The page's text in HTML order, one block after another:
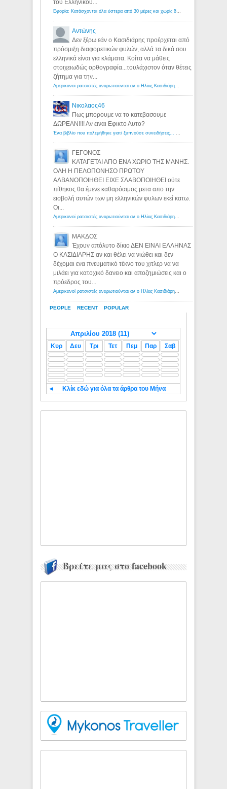
PEOPLE RECENT POPULAR
του Ελληνικου...
Εφορία: Κατάσχονται όλα ύστερα από 30 μέρες και χωρίς δικαστικές αποφάσεις - Λόγιος Ερμής
Αντώνης
Δεν ξέρω εάν ο Κασιδιάρης προέρχεται από
πρόσμιξη διαφορετικών φυλών, αλλά τα δικά σου
ελληνικά είναι για κλάματα. Κοίτα να μάθεις
στοιχειωδώς ορθογραφία...τουλάχιστον όταν θέτεις
ζήτημα για την...
Αμερικανοί ρατσιστές αναρωτιούνται αν ο Ηλίας Κασιδιάρης ανήκει στη λευκή φυλή... - Λόγιος Ερμής
Νικολαος46
Πως μπορουμε να το κατεβασουμε
ΔΩΡΕΑΝ!!!! Αν ειναι Εφικτο Αυτο?
Ένα βιβλίο που πολεμήθηκε γιατί ξυπνούσε συνειδήσεις... - Λόγιος Ερμής | Η γνώση ξεκινάει με την αναζήτηση...
ΓΕΓΟΝΟΣ
ΚΑΤΑΓΕΤΑΙ ΑΠΟ ΕΝΑ ΧΩΡΙΟ ΤΗΣ ΜΑΝΗΣ.
ΟΛΗ Η ΠΕΛΟΠΟΝΗΣΟ ΠΡΩΤΟΥ
ΑΛΒΑΝΟΠΟΙΗΘΕΙ ΕΙΧΕ ΣΛΑΒΟΠΟΙΗΘΕΙ ούτε
πίθηκος θα έμενε καθαρόαιμος μετα απο την
εισβολή αυτών των μη ελληνικών φυλων εκεί κατω.
Οι...
Αμερικανοί ρατσιστές αναρωτιούνται αν ο Ηλίας Κασιδιάρης ανήκει στη λευκή φυλή... - Λόγιος Ερμής
ΜΑΚΔΟΣ
Έχουν απόλυτο δίκιο ΔΕΝ ΕΙΝΑΙ ΕΛΛΗΝΑΣ
Ο ΚΑΣΙΔΙΑΡΗΣ αν και θέλει να νιώθει και δεν
δέχομαι ενα πνευματικό τέκνο του χιτλερ να να
μιλάει για κατοχικό δανειο και αποζημιώσεις και ο
πρόεδρος του...
Αμερικανοί ρατσιστές αναρωτιούνται αν ο Ηλίας Κασιδιάρης ανήκει στη λευκή φυλή... - Λόγιος Ερμής
Κυρ Δευ Τρι Τετ Πεμ Παρ Σαβ
◄ Κλίκ εδώ για όλα τα άρθρα του Μήνα
Βρείτε μας στο facebook